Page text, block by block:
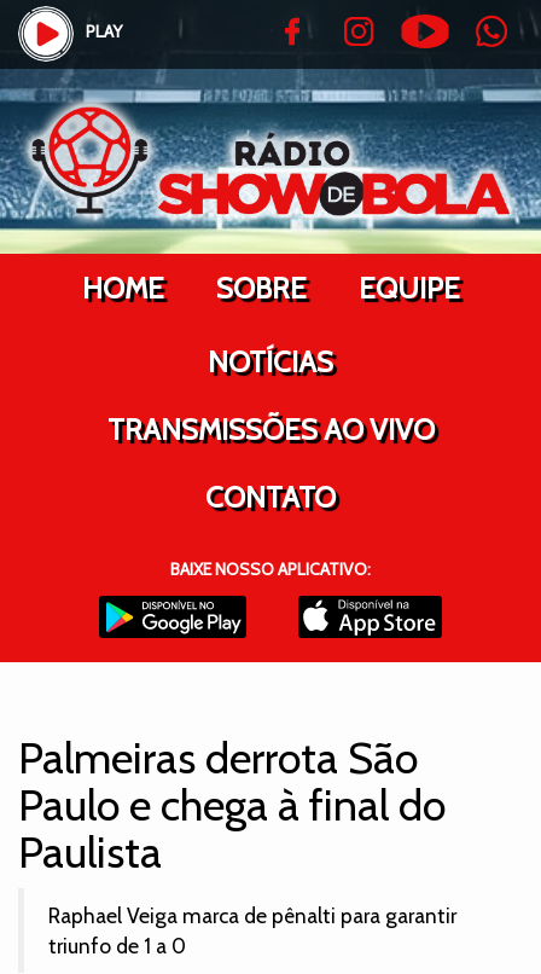
PLAY
HOME SOBRE EQUIPE
NOTÍCIAS
TRANSMISSÕES AO VIVO
CONTATO
BAIXE NOSSO APLICATIVO:
Palmeiras derrota São
Paulo e chega à final do
Paulista
Raphael Veiga marca de pênalti para garantir
triunfo de 1 a 0